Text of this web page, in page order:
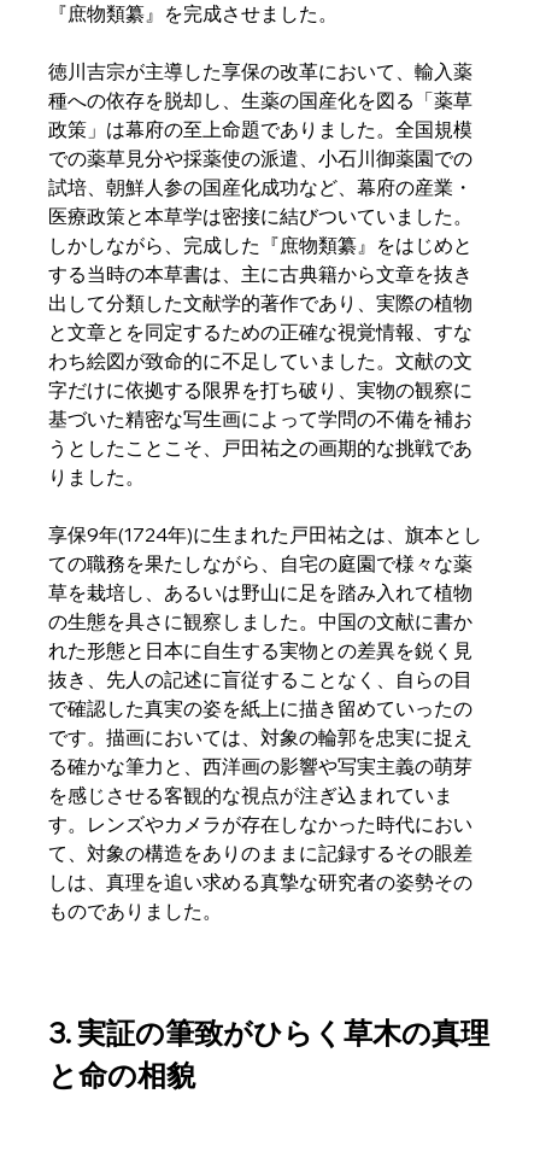
『庶物類纂』を完成させました。
徳川吉宗が主導した享保の改革において、輸入薬
種への依存を脱却し、生薬の国産化を図る「薬草
政策」は幕府の至上命題でありました。全国規模
での薬草見分や採薬使の派遣、小石川御薬園での
試培、朝鮮人参の国産化成功など、幕府の産業・
医療政策と本草学は密接に結びついていました。
しかしながら、完成した『庶物類纂』をはじめと
する当時の本草書は、主に古典籍から文章を抜き
出して分類した文献学的著作であり、実際の植物
と文章とを同定するための正確な視覚情報、すな
わち絵図が致命的に不足していました。文献の文
字だけに依拠する限界を打ち破り、実物の観察に
基づいた精密な写生画によって学問の不備を補お
うとしたことこそ、戸田祐之の画期的な挑戦であ
りました。
享保9年(1724年)に生まれた戸田祐之は、旗本とし
ての職務を果たしながら、自宅の庭園で様々な薬
草を栽培し、あるいは野山に足を踏み入れて植物
の生態を具さに観察しました。中国の文献に書か
れた形態と日本に自生する実物との差異を鋭く見
抜き、先人の記述に盲従することなく、自らの目
で確認した真実の姿を紙上に描き留めていったの
です。描画においては、対象の輪郭を忠実に捉え
る確かな筆力と、西洋画の影響や写実主義の萌芽
を感じさせる客観的な視点が注ぎ込まれていま
す。レンズやカメラが存在しなかった時代におい
て、対象の構造をありのままに記録するその眼差
しは、真理を追い求める真摯な研究者の姿勢その
ものでありました。
3. 実証の筆致がひらく草木の真理
と命の相貌